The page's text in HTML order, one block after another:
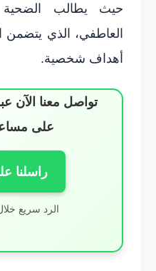
حيث يطالب الضحية
العاطفي، الذي يتضمن
أهداف شخصية.
تواصل معنا الآن
على
راسلنا
الرد سريع